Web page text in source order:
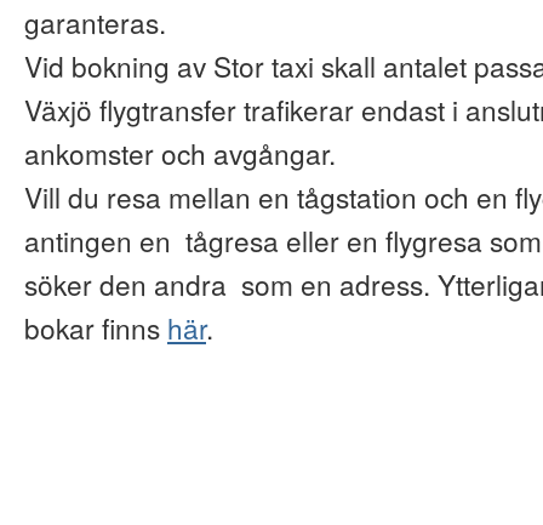
garanteras.
Vid bokning av Stor taxi skall antalet
Växjö flygtransfer trafikerar endast i
ankomster och avgångar.
Vill du resa mellan en tågstation och en
antingen en tågresa eller en flygresa
söker den andra som en adress.
bokar finns här.